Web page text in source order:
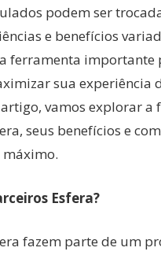
podem ser
e benefícios
ferramenta importante
sua experiência
vamos explorar a
seus benefícios e
Esfera?
fazem parte de um